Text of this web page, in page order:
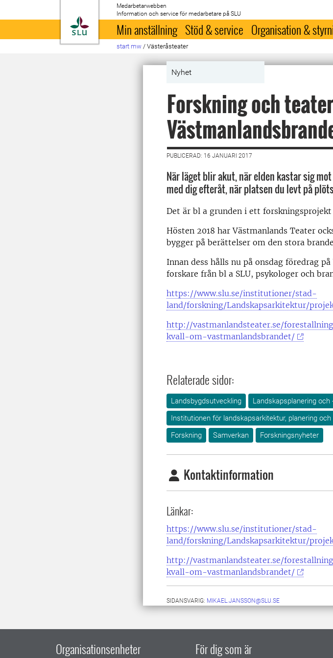
Till startsida
Medarbetarwebben
Information och service för medarbetare på SLU
Min anställning Stöd & service Organisation &
start mw / Västeråsteater
Nyhet
Forskning och
PUBLICERAD: 16 JANUARI 2017
När läget blir akut, när elden kastar sig
med dig efteråt, när platsen du levt på
Det är bl a grunden i ett forskningsprojekt
Hösten 2018 har Västmanlands Teater
bygger på berättelser om den stora
Innan dess hålls nu på onsdag föredrag
forskare från bl a SLU, psykologer och
https://www.slu.se/institutioner/stad-
land/forskning/Landskapsarkitektur/
http://vastmanlandsteater.se/
kvall-om-vastmanlandsbrandet/
Relaterade sidor:
Landsbygdsutveckling
Landskapsplanering och
Institutionen för landskapsarkitektur, planering
Forskning
Samverkan Forskningsnyheter
Kontaktinformation
Länkar:
https://www.slu.se/institutioner/stad-
land/forskning/Landskapsarkitektur/
http://vastmanlandsteater.se/
kvall-om-vastmanlandsbrandet/
SIDANSVARIG: MIKAEL.JANSSON@SLU.SE
Organisationsenheter För dig som är